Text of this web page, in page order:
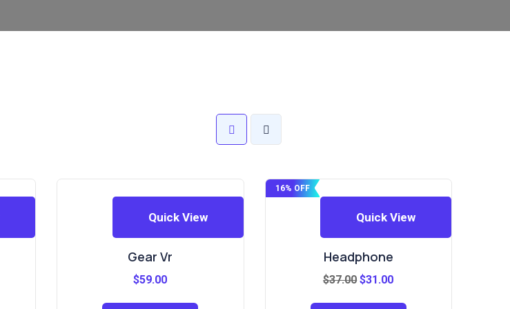
Quick View
Gear Vr
$59.00
16% OFF
Quick View
Headphone
$37.00El
original
$31.00El
actual